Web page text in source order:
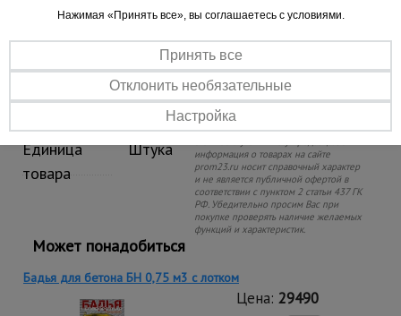
233
Единица
товара
Штука
(реализации) уточняйте у продавца.
Информация о технических
стране изготовления и внешнем виде
товара носит справочный характер.
Стоимость товара и стоимость доставки
приблизительная и зависит от региона,
из которого поступил заказ. Точную
информация о товарах на сайте
prom23.ru носит справочный характер
и не является публичной офертой в
соответствии с пунктом 2 статьи 437 ГК
РФ. Убедительно просим Вас при
покупке проверять наличие желаемых
функций и характеристик.
Может понадобиться
Бадья для бетона БН 0,75 м3 с лотком
Цена: 29490
Нажимая «Принять все», вы соглашаетесь с условиями.
Принять все
Отклонить необязательные
Настройка